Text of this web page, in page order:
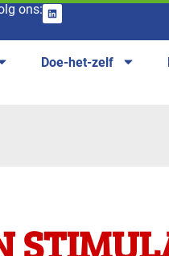
ons:
Doe-het-zelf